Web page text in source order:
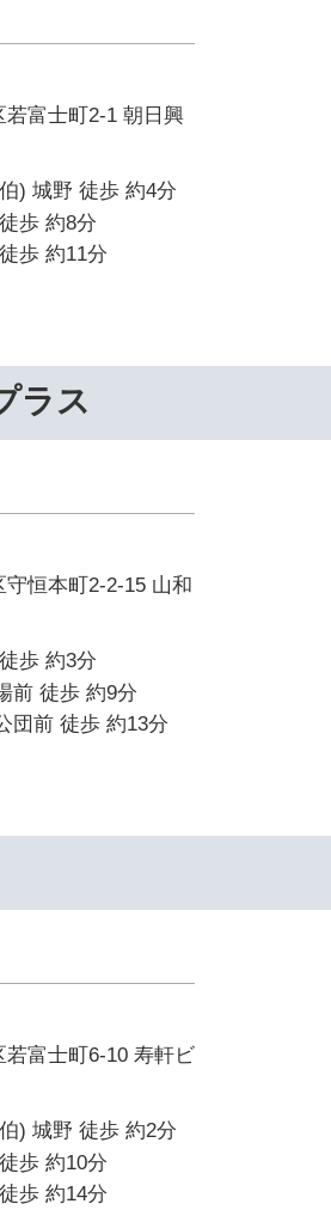
富士町2-1 朝日興
) 城野 徒歩 約4分
歩 約8分
歩 約11分
ラス
恒本町2-2-15 山和
歩 約3分
前 徒歩 約9分
団前 徒歩 約13分
富士町6-10 寿軒ビ
) 城野 徒歩 約2分
歩 約10分
歩 約14分